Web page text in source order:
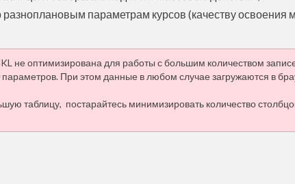
параметрам курсов (качеству освоения
не оптимизирована для работы с большим количеством
При этом данные в любом случае загружаются в
таблицу, постарайтесь минимизировать количество